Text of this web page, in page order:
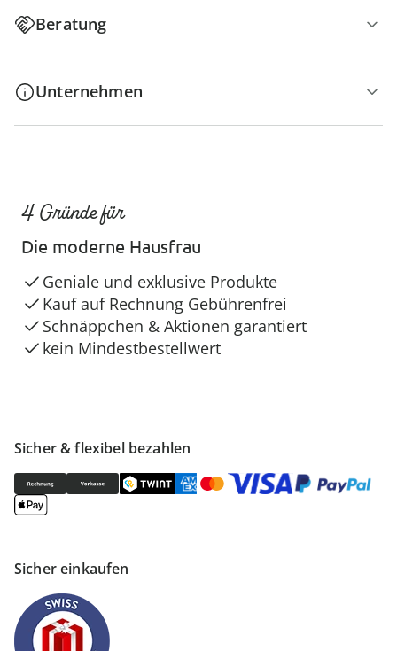
Beratung
Unternehmen
Sicher & flexibel bezahlen
Sicher einkaufen
4 Gründe für
Die moderne Hausfrau
Geniale und exklusive Produkte
Kauf auf Rechnung Gebührenfrei
Schnäppchen & Aktionen garantiert
kein Mindestbestellwert